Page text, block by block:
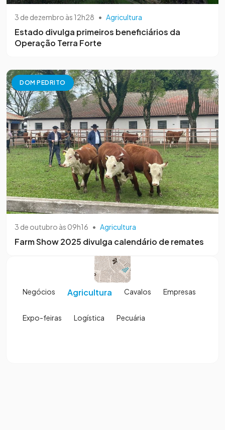
3 de dezembro às 12h28 • Agricultura
Estado divulga primeiros beneficiários da
Operação Terra Forte
DOM PEDRITO
3 de outubro às 09h16 • Agricultura
Farm Show 2025 divulga calendário de remates
Negócios Agricultura Cavalos Empresas
Expo-feiras Logística Pecuária